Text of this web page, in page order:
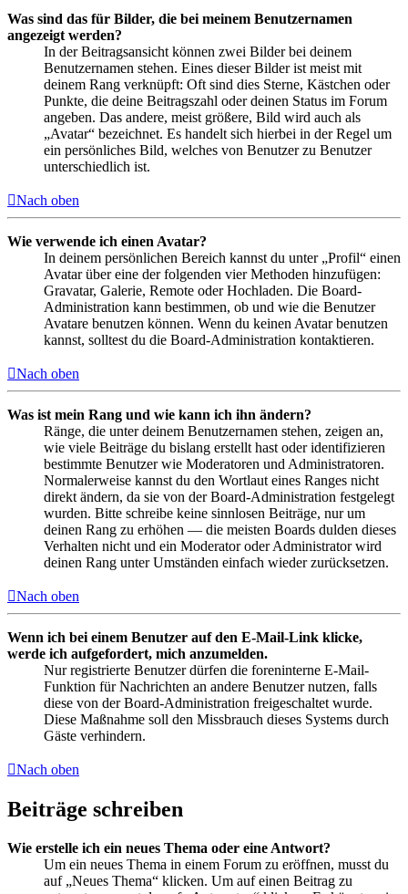
Was sind das für Bilder, die bei meinem Benutzernamen
angezeigt werden?
In der Beitragsansicht können zwei Bilder bei deinem
Benutzernamen stehen. Eines dieser Bilder ist meist mit
deinem Rang verknüpft: Oft sind dies Sterne, Kästchen oder
Punkte, die deine Beitragszahl oder deinen Status im Forum
angeben. Das andere, meist größere, Bild wird auch als
„Avatar“ bezeichnet. Es handelt sich hierbei in der Regel um
ein persönliches Bild, welches von Benutzer zu Benutzer
unterschiedlich ist.
Nach oben
Wie verwende ich einen Avatar?
In deinem persönlichen Bereich kannst du unter „Profil“ einen
Avatar über eine der folgenden vier Methoden hinzufügen:
Gravatar, Galerie, Remote oder Hochladen. Die Board-
Administration kann bestimmen, ob und wie die Benutzer
Avatare benutzen können. Wenn du keinen Avatar benutzen
kannst, solltest du die Board-Administration kontaktieren.
Nach oben
Was ist mein Rang und wie kann ich ihn ändern?
Ränge, die unter deinem Benutzernamen stehen, zeigen an,
wie viele Beiträge du bislang erstellt hast oder identifizieren
bestimmte Benutzer wie Moderatoren und Administratoren.
Normalerweise kannst du den Wortlaut eines Ranges nicht
direkt ändern, da sie von der Board-Administration festgelegt
wurden. Bitte schreibe keine sinnlosen Beiträge, nur um
deinen Rang zu erhöhen — die meisten Boards dulden dieses
Verhalten nicht und ein Moderator oder Administrator wird
deinen Rang unter Umständen einfach wieder zurücksetzen.
Nach oben
Wenn ich bei einem Benutzer auf den E-Mail-Link klicke,
werde ich aufgefordert, mich anzumelden.
Nur registrierte Benutzer dürfen die foreninterne E-Mail-
Funktion für Nachrichten an andere Benutzer nutzen, falls
diese von der Board-Administration freigeschaltet wurde.
Diese Maßnahme soll den Missbrauch dieses Systems durch
Gäste verhindern.
Nach oben
Beiträge schreiben
Wie erstelle ich ein neues Thema oder eine Antwort?
Um ein neues Thema in einem Forum zu eröffnen, musst du
auf „Neues Thema“ klicken. Um auf einen Beitrag zu